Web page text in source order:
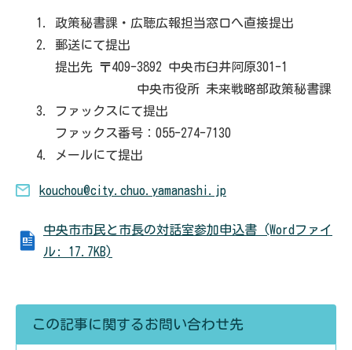
政策秘書課・広聴広報担当窓口へ直接提出
郵送にて提出
提出先 〒409-3892 中央市臼井阿原301-1
中央市役所 未来戦略部政策秘書課
ファックスにて提出
ファックス番号：055-274-7130
メールにて提出
kouchou@city.chuo.yamanashi.jp
中央市市民と市長の対話室参加申込書 (Wordファイ
ル: 17.7KB)
この記事に関するお問い合わせ先